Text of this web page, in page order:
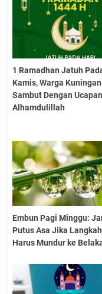
1 Ramadhan Jatuh
Kamis, Warga Kuningan
Sambut Dengan Ucapan
Alhamdulillah
Embun Pagi Minggu:
Putus Asa Jika
Harus Mundur ke